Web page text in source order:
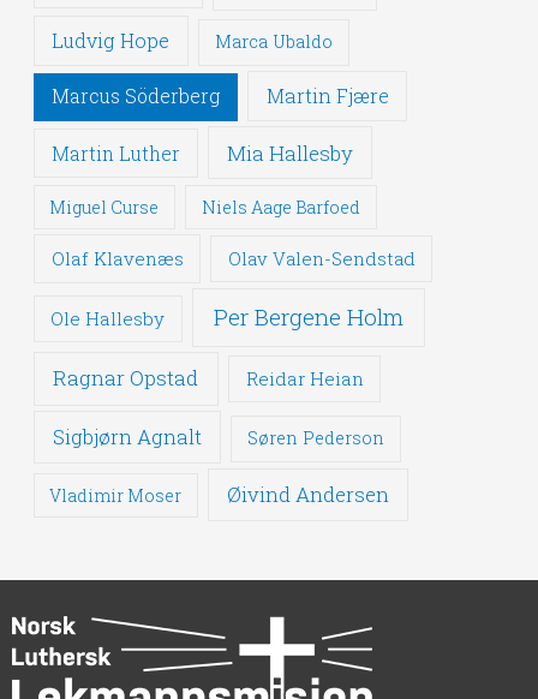
Ludvig Hope Marca Ubaldo
Marcus Söderberg Martin Fjære
Martin Luther Mia Hallesby
Miguel Curse Niels Aage Barfoed
Olaf Klavenæs Olav Valen-Sendstad
Ole Hallesby Per Bergene Holm
Ragnar Opstad Reidar Heian
Sigbjørn Agnalt Søren Pederson
Vladimir Moser Øivind Andersen